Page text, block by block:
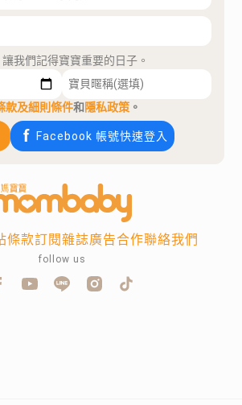
我們記得寶寶重要的日子。
款及細則條件和隱私政策 。
Facebook 帳號快速登入
條款訂閱雜誌廣告合作聯絡我們
follow us